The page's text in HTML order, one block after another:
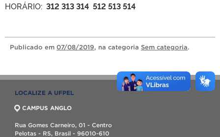
HORÁRIO: 312 313 314 512 513 514
Publicado em 07/08/2019, na categoria Sem categoria.
LOCALIZE A UFPEL
CAMPUS ANGLO
Rua Gomes Carneiro, 01 - Centro
Pelotas - RS, Brasil - 96010-610